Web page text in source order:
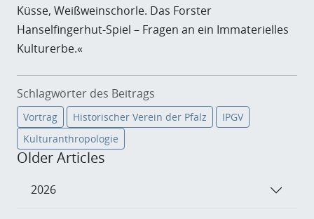
Küsse, Weißweinschorle. Das Forster
Hanselfingerhut-Spiel – Fragen an ein Immaterielles
Kulturerbe.«
Schlagwörter des Beitrags
Vortrag Historischer Verein der Pfalz
IPGV
Kulturanthropologie
Older Articles
2026